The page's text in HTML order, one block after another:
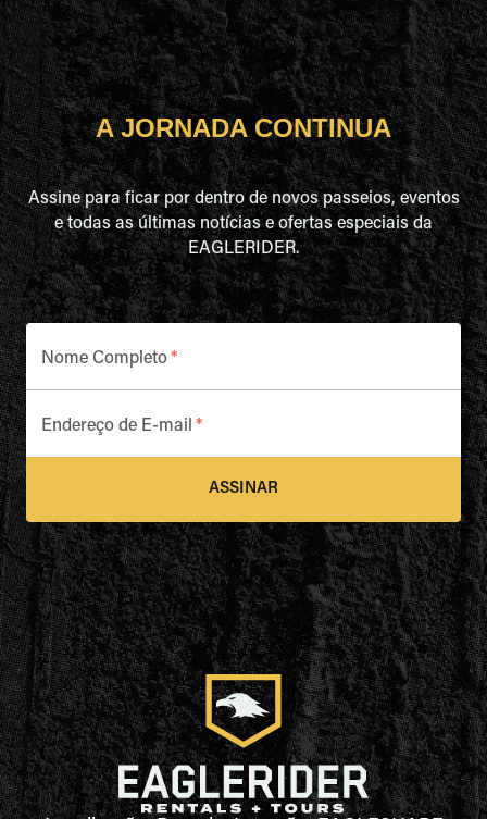
A JORNADA CONTINUA
Assine para ficar por dentro de novos passeios, eventos
e todas as últimas notícias e ofertas especiais da
EAGLERIDER.
Nome Completo*
Endereço de E-mail *
ASSINAR